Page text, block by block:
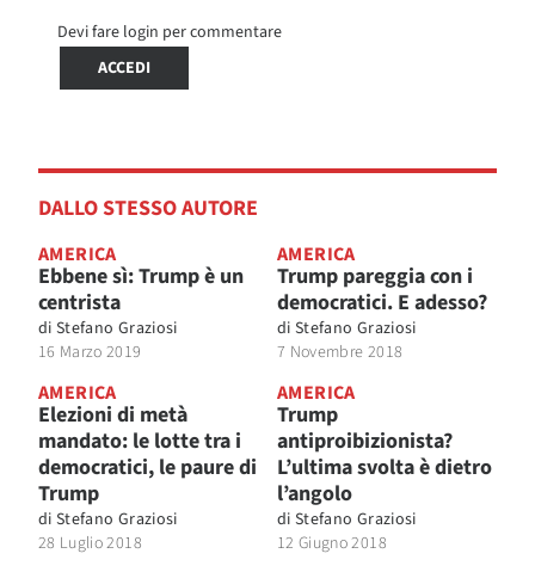
Devi fare login per commentare
ACCEDI
DALLO STESSO AUTORE
AMERICA
Ebbene sì: Trump è un
centrista
di Stefano Graziosi
16 Marzo 2019
AMERICA
Trump pareggia con i
democratici. E adesso?
di Stefano Graziosi
7 Novembre 2018
AMERICA
Elezioni di metà
mandato: le lotte tra i
democratici, le paure di
Trump
di Stefano Graziosi
28 Luglio 2018
AMERICA
Trump
antiproibizionista?
L’ultima svolta è dietro
l’angolo
di Stefano Graziosi
12 Giugno 2018